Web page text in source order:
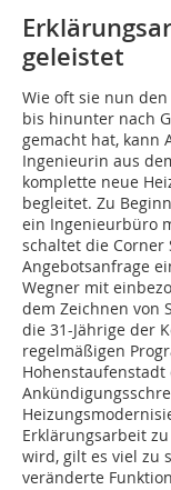
geleistet
Wie oft sie nun
bis hinunter nach
gemacht hat, kann
Ingenieurin aus
komplette neue
begleitet. Zu
ein Ingenieurbüro
schaltet die Corner
Angebotsanfrage
Wegner mit
dem Zeichnen von
die 31-Jährige der
regelmäßigen
Hohenstaufenstadt
Erklärungsarbeit
wird, gilt es viel zu
veränderte